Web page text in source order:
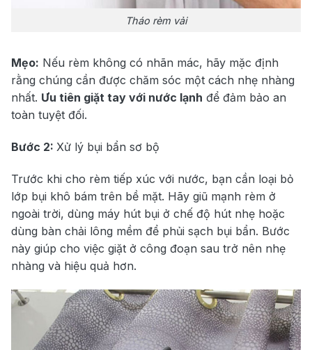
Tháo rèm vải
Mẹo: Nếu rèm không có nhãn mác, hãy mặc định
rằng chúng cần được chăm sóc một cách nhẹ nhàng
nhất. Ưu tiên giặt tay với nước lạnh để đảm bảo an
toàn tuyệt đối.
Bước 2: Xử lý bụi bẩn sơ bộ
Trước khi cho rèm tiếp xúc với nước, bạn cần loại bỏ
lớp bụi khô bám trên bề mặt. Hãy giũ mạnh rèm ở
ngoài trời, dùng máy hút bụi ở chế độ hút nhẹ hoặc
dùng bàn chải lông mềm để phủi sạch bụi bẩn. Bước
này giúp cho việc giặt ở công đoạn sau trở nên nhẹ
nhàng và hiệu quả hơn.